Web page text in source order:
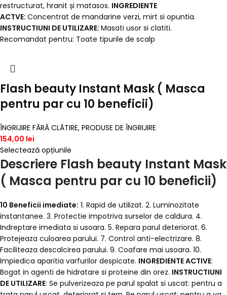
restructurat, hranit și matasos. INGREDIENTE
ACTVE: Concentrat de mandarine verzi, mirt si opuntia.
INSTRUCTIUNI DE UTILIZARE: Masati usor si clatiti.
Recomandat pentru: Toate tipurile de scalp
Flash beauty Instant Mask ( Masca
pentru par cu 10 beneficii)
ÎNGRIJIRE FĂRĂ CLĂTIRE, PRODUSE DE ÎNGRIJIRE
154,00 lei
Selectează opțiunile
Descriere Flash beauty Instant Mask
( Masca pentru par cu 10 beneficii)
10 Beneficii imediate: 1. Rapid de utilizat. 2. Luminozitate
instantanee. 3. Protectie impotriva surselor de caldura. 4.
Indreptare imediata si usoara. 5. Repara parul deteriorat. 6.
Protejeaza culoarea parului. 7. Control anti-electrizare. 8.
Faciliteaza descalcirea parului. 9. Coafare mai usoara. 10.
Impiedica aparitia varfurilor despicate. INGREDIENTE ACTIVE:
Bogat in agenti de hidratare si proteine din orez. INSTRUCTIUNI
DE UTILIZARE: Se pulverizeaza pe parul spalat si uscat: pentru a